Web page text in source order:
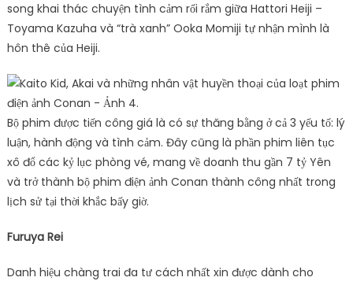
song khai thác chuyện tình cảm rối rắm giữa Hattori Heiji –
Toyama Kazuha và “trà xanh” Ooka Momiji tự nhận mình là
hôn thê của Heiji.
Bộ phim được tiến công giá là có sự thăng bằng ở cả 3 yếu tố: lý
luận, hành động và tình cảm. Đây cũng là phần phim liên tục
xô đổ các kỷ lục phòng vé, mang về doanh thu gần 7 tỷ Yên
và trở thành bộ phim điện ảnh Conan thành công nhất trong
lịch sử tại thời khắc bấy giờ.
Furuya Rei
Danh hiệu chàng trai đa tư cách nhất xin được dành cho